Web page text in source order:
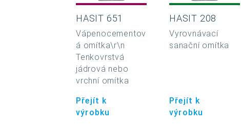
HASIT 651
Vápenocementov
á omítka\r\n
Tenkovrstvá
jádrová nebo
vrchní omítka
Přejít k
výrobku
HASIT 208
Vyrovnávací
sanační omítka
Přejít k
výrobku